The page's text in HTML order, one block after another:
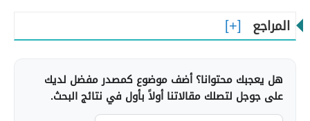
المراجع
هل يعجبك محتوانا؟ أضف موضوع كمصدر مفضل لديك
على جوجل لتصلك مقالاتنا أولاً بأول في نتائج البحث.